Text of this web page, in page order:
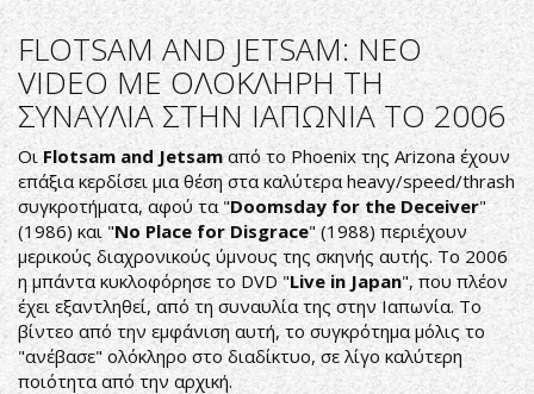
FLOTSAM
AND
JETSAM:
NEOΣ
ΜΠΑΣΙΣΤΑΣ
Ο
ΒΙLLY
BODILY
FLOTSAM AND JETSAM: NEO
VIDEO ΜΕ ΟΛΟΚΛΗΡΗ ΤΗ
ΣΥΝΑΥΛΙΑ ΣΤΗΝ ΙΑΠΩΝΙΑ ΤΟ 2006
OιFlotsam and Jetsamαπό το Phoenix της Arizona έχουν
επάξια κερδίσει μια θέση στα καλύτερα heavy/speed/thrash
συγκροτήματα, αφού τα "Doomsday for the Deceiver"
(1986) και "No Place for Disgrace" (1988) περιέχουν
μερικούς διαχρονικούς ύμνους της σκηνής αυτής. Το 2006
η μπάντα κυκλοφόρησε το DVD "Live in Japan", που πλέον
έχει εξαντληθεί, από τη συναυλία της στην Ιαπωνία. Το
βίντεο από την εμφάνιση αυτή, το συγκρότημα μόλις το
"ανέβασε" ολόκληρο στο διαδίκτυο, σε λίγο καλύτερη
ποιότητα από την αρχική.